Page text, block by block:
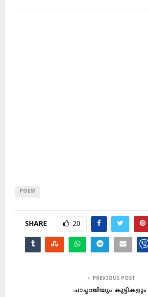
POEM
SHARE 20
PREVIOUS POST
ചാച്ചാജിയും കുട്ടികളും